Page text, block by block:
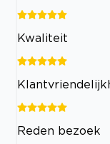
Kwaliteit
Reden bezoek